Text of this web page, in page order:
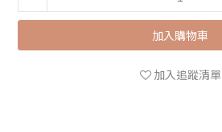
加入購物車
加入追蹤清單